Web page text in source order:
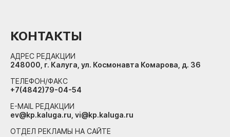
КОНТАКТЫ
АДРЕС РЕДАКЦИИ
248000, г. Калуга, ул. Космонавта Комарова, д. 36
ТЕЛЕФОН/ФАКС
+7(4842)79-04-54
E-MAIL РЕДАКЦИИ
ev@kp.kaluga.ru, vi@kp.kaluga.ru
ОТДЕЛ РЕКЛАМЫ НА САЙТЕ